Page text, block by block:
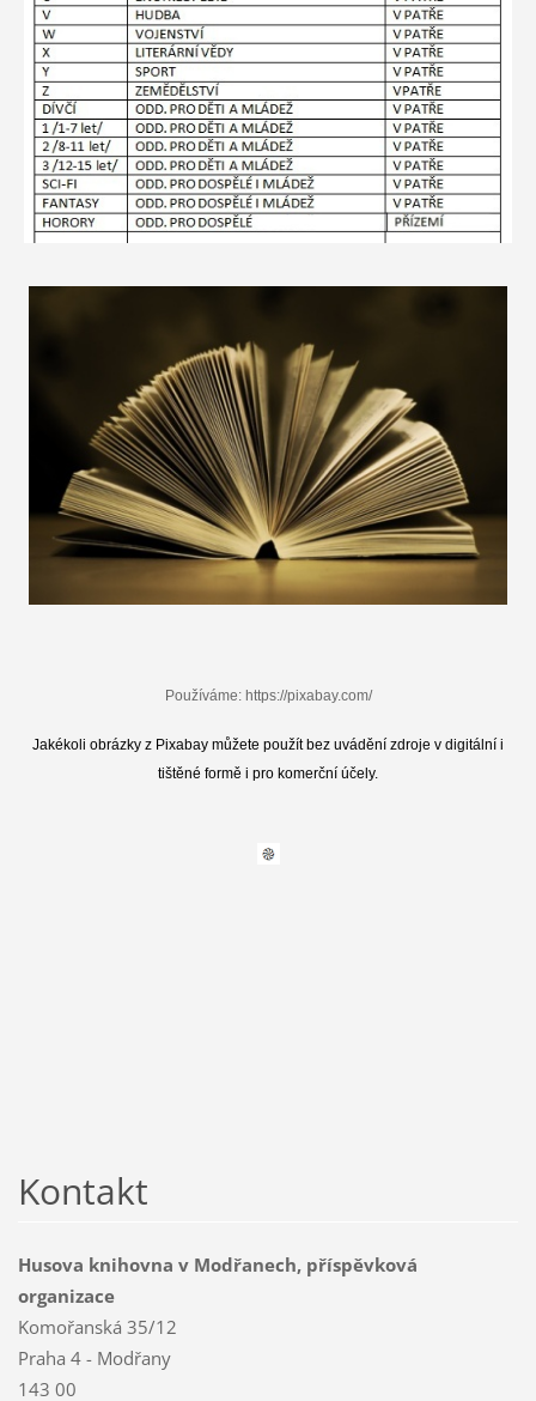
Používáme: https://pixabay.com/
Jakékoli obrázky z Pixabay můžete použít bez uvádění zdroje v digitální i
tištěné formě i pro komerční účely.
Kontakt
Husova knihovna v Modřanech, příspěvková
organizace
Komořanská 35/12
Praha 4 - Modřany
143 00